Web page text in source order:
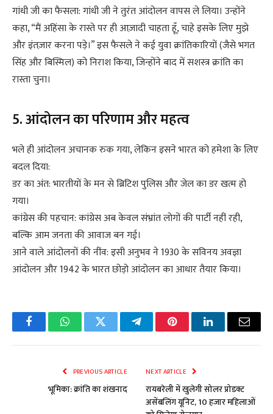
गांधी जी का फैसला: गांधी जी ने तुरंत आंदोलन वापस ले लिया। उन्होंने
कहा, “मैं अहिंसा के रास्ते पर ही आज़ादी चाहता हूँ, चाहे इसके लिए मुझे
और इंतज़ार करना पड़े।” इस फैसले ने कई युवा क्रांतिकारियों (जैसे भगत
सिंह और बिस्मिल) को निराश किया, जिन्होंने बाद में सशस्त्र क्रांति का
रास्ता चुना।
5. आंदोलन का परिणाम और महत्व
भले ही आंदोलन अचानक रुक गया, लेकिन इसने भारत को हमेशा के लिए
बदल दिया:
डर का अंत: भारतीयों के मन से ब्रिटिश पुलिस और जेल का डर खत्म हो
गया।
कांग्रेस की पहचान: कांग्रेस अब केवल संभ्रांत लोगों की पार्टी नहीं रही,
बल्कि आम जनता की आवाज बन गई।
आने वाले आंदोलनों की नींव: इसी अनुभव ने 1930 के सविनय अवज्ञा
आंदोलन और 1942 के भारत छोड़ो आंदोलन का आधार तैयार किया।
FacebookWhatsAppTwitter TelegramPinterestLinkedInEmail
PREVIOUS ARTICLE
भूमिका: क्रांति का शंखनाद
NEXT ARTICLE
रायबरेली में खुलेगी सोलर प्रोडक्ट
असेंबलिंग यूनिट, 10 हजार महिलाओं